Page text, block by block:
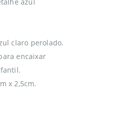
claro perolado.
encaixar
x 2,5cm.